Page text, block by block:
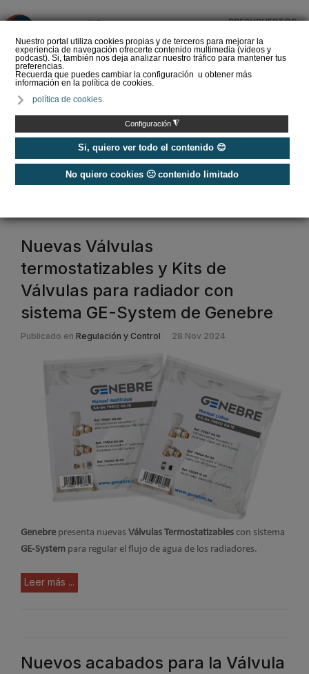
Nuestro portal utiliza cookies propias y de terceros para mejorar la
experiencia de navegación ofrecerte contenido multimedia (vídeos y
podcast). Si, también nos deja analizar nuestro tráfico para mantener tus
preferencias.
Recuerda que puedes cambiar la configuración u obtener más
información en la política de cookies.
política de cookies.
Configuración ◮
Si, quiero ver todo el contenido 😊
No quiero cookies 🙁 contenido limitado
PRESUPUESTOS
del Amperio (Episodio 3)
Etiquetas / válvula
Nuevas Válvulas
termostatizables y Kits de
Válvulas para radiador con
sistema GE-System de Genebre
Publicado en Regulación y Control 28 Nov 2024
Genebrepresenta nuevas Válvulas Termostatizables con sistema
GE-System para regular el flujo de agua de los radiadores.
Leer más ...
Nuevos acabados para la Válvula